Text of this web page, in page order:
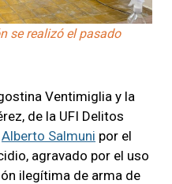
se realizó el pasado
Ventimiglia y la
de la UFI Delitos
Alberto Salmuni por el
agravado por el uso
ilegítima de arma de